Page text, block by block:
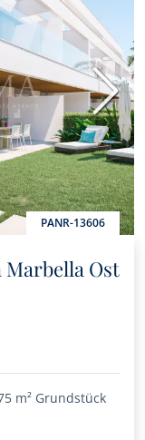
PANR-13606
Ost
m² Grundstück